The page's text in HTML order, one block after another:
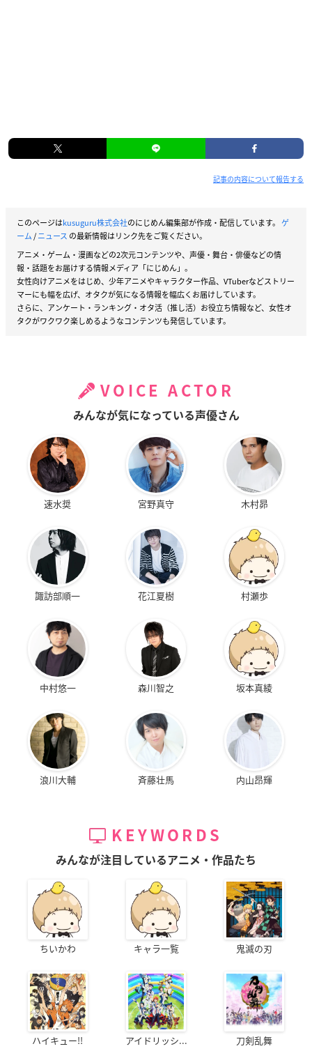
記事の内容について報告する
このページはkusuguru株式会社のにじめん編集部が作成・配信しています。 ゲ
ーム/ニュース の最新情報はリンク先をご覧ください。
アニメ・ゲーム・漫画などの2次元コンテンツや、声優・舞台・俳優などの情
報・話題をお届けする情報メディア「にじめん」。
女性向けアニメをはじめ、少年アニメやキャラクター作品、VTuberなどストリー
マーにも幅を広げ、オタクが気になる情報を幅広くお届けしています。
さらに、アンケート・ランキング・オタ活（推し活）お役立ち情報など、女性オ
タクがワクワク楽しめるようなコンテンツも発信しています。
VOICE ACTOR
みんなが気になっている声優さん
速水奨 宮野真守 木村昴
諏訪部順一 花江夏樹 村瀬歩
中村悠一 森川智之 坂本真綾
浪川大輔 斉藤壮馬 内山昂輝
KEYWORDS
みんなが注目しているアニメ・作品たち
ちいかわ キャラ一覧 鬼滅の刃
ハイキュー!! アイドリッシ... 刀剣乱舞